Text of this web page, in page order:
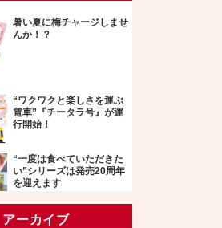
暑い夏に梅チャージしませ
んか！？
“ワクワクと楽しさを運ぶ
電車”『チータラ号』が運
行開始！
“一度は食べていただきた
い”シリーズは発売20周年
を迎えます
アーカイブ